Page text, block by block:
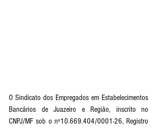
O Sindicato dos Empregados em Estabelecimentos
Bancários de Juazeiro e Região, inscrito no
CNPJ/MF sob o nº10.669.404/0001-26, Registro